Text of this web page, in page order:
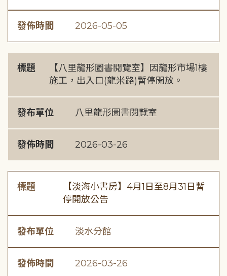
發佈時間 2026-05-05
標題
【八里龍形圖書閱覽室】因龍形市場1樓
施工，出入口(龍米路)暫停開放。
發布單位 八里龍形圖書閱覽室
發佈時間 2026-03-26
標題
【淡海小書房】4月1日至8月31日暫
停開放公告
發布單位 淡水分館
發佈時間 2026-03-26